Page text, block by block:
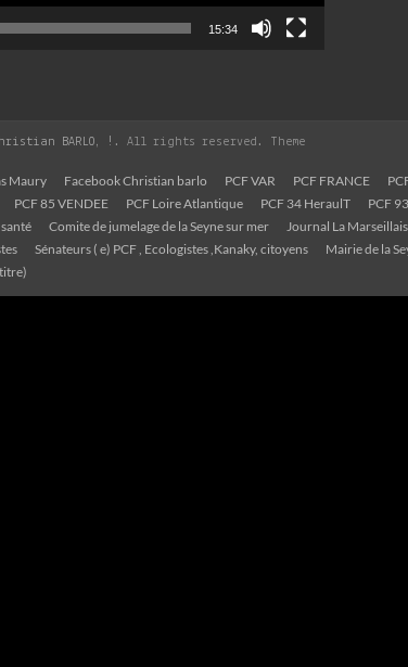
15:34
BARLO, ! . All rights reserved. Theme
Maury Facebook Christian barlo PCF VAR PCF FRANCE
PCF 85 VENDEE PCF Loire Atlantique PCF 34 HeraulT PCF
Comite de jumelage de la Seyne sur mer Journal La
Sénateurs ( e) PCF , Ecologistes ,Kanaky, citoyens Mairie de la